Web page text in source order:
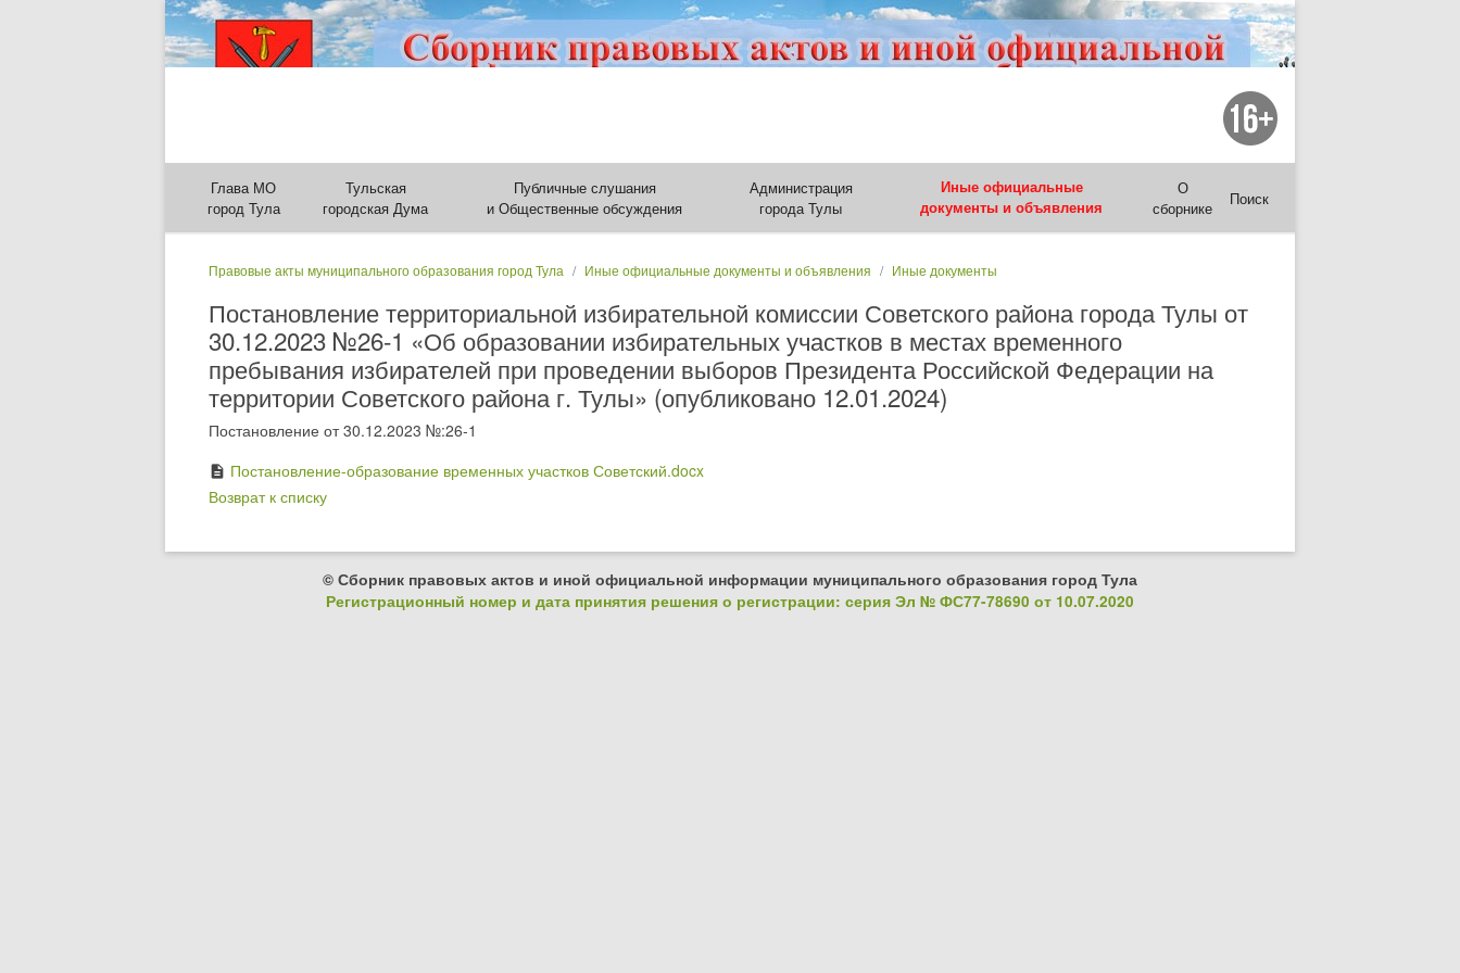
Глава МО
город Тула
Тульская
городская Дума
Публичные слушания
и Общественные обсуждения
Администрация
города Тулы
Иные официальные
документы и объявления
О
сборнике
Поиск
Правовые акты муниципального образования город Тула Иные официальные документы и объявления Иные документы
Постановление территориальной избирательной комиссии Советского района города Тулы от
30.12.2023 №26-1 «Об образовании избирательных участков в местах временного
пребывания избирателей при проведении выборов Президента Российской Федерации на
территории Советского района г. Тулы» (опубликовано 12.01.2024)
Постановление от 30.12.2023 №:26-1
description Постановление-образование временных участков Советский.docx
Возврат к списку
© Сборник правовых актов и иной официальной информации муниципального образования город Тула
Регистрационный номер и дата принятия решения о регистрации: серия Эл № ФС77-78690 от 10.07.2020